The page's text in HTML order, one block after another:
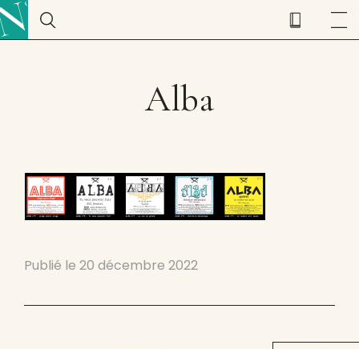
Alba
Publié le 20 décembre 2022